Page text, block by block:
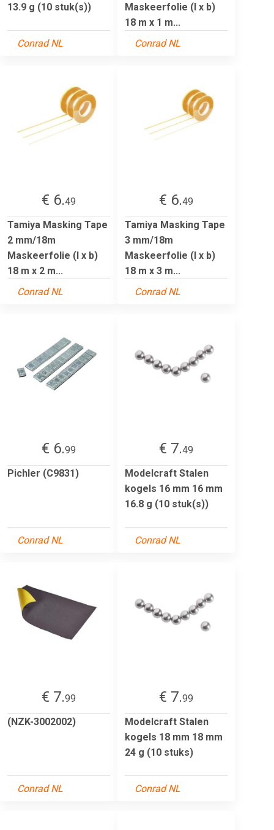
13.9 g (10 stuk(s))
Conrad NL
Maskeerfolie (l x b)
18 m x 1 m...
Conrad NL
€ 6.49
Tamiya Masking Tape
2 mm/18m
Maskeerfolie (l x b)
18 m x 2 m...
Conrad NL
€ 6.49
Tamiya Masking Tape
3 mm/18m
Maskeerfolie (l x b)
18 m x 3 m...
Conrad NL
€ 6.99
Pichler (C9831)
Conrad NL
€ 7.49
Modelcraft Stalen
kogels 16 mm 16 mm
16.8 g (10 stuk(s))
Conrad NL
€ 7.99
(NZK-3002002)
Conrad NL
€ 7.99
Modelcraft Stalen
kogels 18 mm 18 mm
24 g (10 stuks)
Conrad NL